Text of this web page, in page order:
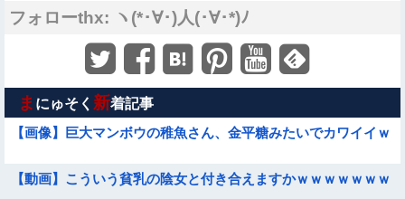
フォローthx: ヽ(*･∀･)人(･∀･*)ﾉ
ま にゅそく 新着記事
【画像】巨大マンボウの稚魚さん、金平糖みたいでカワイイｗ
【動画】こういう貧乳の陰女と付き合えますかｗｗｗｗｗｗｗ